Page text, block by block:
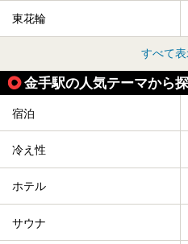
東花輪
すべて
金手駅の人気テーマから
宿泊
冷え性
ホテル
サウナ